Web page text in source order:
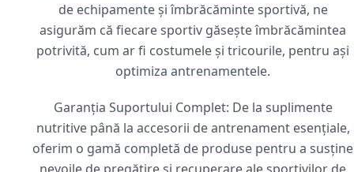
de echipamente și îmbrăcăminte sportivă, ne
asigurăm că fiecare sportiv găsește îmbrăcămintea
potrivită, cum ar fi costumele și tricourile, pentru ași
optimiza antrenamentele.
Garanția Suportului Complet: De la suplimente
nutritive până la accesorii de antrenament esențiale,
oferim o gamă completă de produse pentru a susține